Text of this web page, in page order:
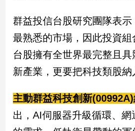
群益投信台股研究團隊表示
最熟悉的市場，因此投資
台股擁有全世界最完整且
新產業，更要把科技類股納
主動群益科技創新
出，AI伺服器升級循環、